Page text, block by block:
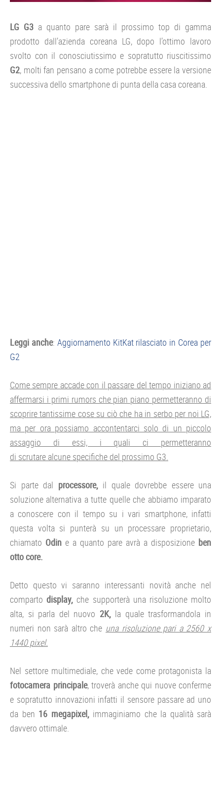
LG G3 a quanto pare sarà il prossimo top di gamma
prodotto dall’azienda coreana LG, dopo l’ottimo lavoro
svolto con il conosciutissimo e sopratutto riuscitissimo
G2, molti fan pensano a come potrebbe essere la versione
successiva dello smartphone di punta della casa coreana.
Leggi anche: Aggiornamento KitKat rilasciato in Corea per
G2
Come sempre accade con il passare del tempo iniziano ad
affermarsi i primi rumors che pian piano permetteranno di
scoprire tantissime cose su ciò che ha in serbo per noi LG,
ma per ora possiamo accontentarci solo di un piccolo
assaggio di essi, i quali ci permetteranno
di scrutare alcune specifiche del prossimo G3.
Si parte dal processore,il quale dovrebbe essere una
soluzione alternativa a tutte quelle che abbiamo imparato
a conoscere con il tempo su i vari smartphone, infatti
questa volta si punterà su un processare proprietario,
chiamato Odin e a quanto pare avrà a disposizione ben
otto core.
Detto questo vi saranno interessanti novità anche nel
compartodisplay, che supporterà una risoluzione molto
alta, si parla del nuovo 2K, la quale trasformandola in
numeri non sarà altro che una risoluzione pari a 2560 x
1440 pixel.
Nel settore multimediale, che vede come protagonista la
fotocamera principale, troverà anche qui nuove conferme
e sopratutto innovazioni infatti il sensore passare ad uno
da ben 16 megapixel,immaginiamo che la qualità sarà
davvero ottimale.